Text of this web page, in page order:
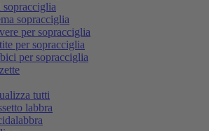
sopracciglia
sopracciglia
per sopracciglia
per sopracciglia
per sopracciglia
tutti
labbra